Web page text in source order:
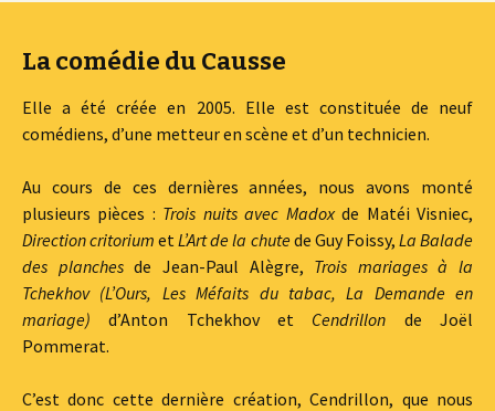
La comédie du Causse
Elle a été créée en 2005. Elle est constituée de neuf
comédiens, d’une metteur en scène et d’un technicien.
Au cours de ces dernières années, nous avons monté
plusieurs pièces : Trois nuits avec Madoxde Matéi Visniec,
Direction critoriumetL’Art de la chutede Guy Foissy, La Balade
des planchesde Jean-Paul Alègre, Trois mariages à la
Tchekhov (L’Ours, Les Méfaits du tabac, La Demande en
mariage) d’Anton Tchekhov et Cendrillon de Joël
Pommerat.
C’est donc cette dernière création, Cendrillon, que nous